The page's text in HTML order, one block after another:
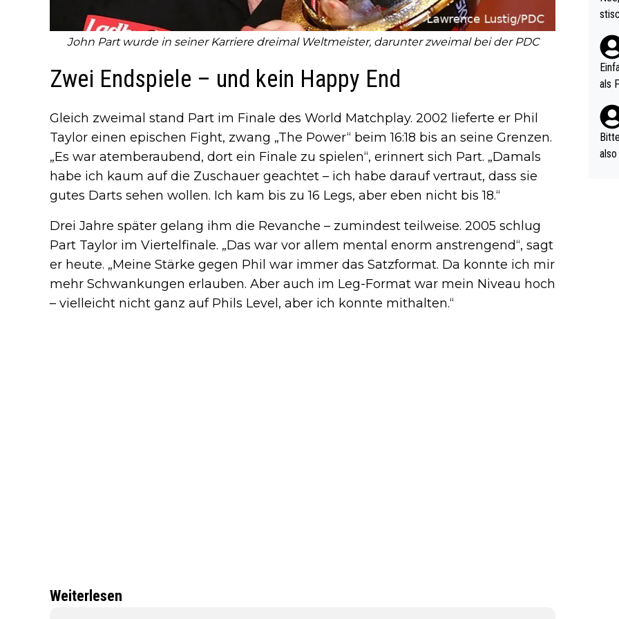
John Part wurde in seiner Karriere dreimal Weltmeister, darunter zweimal bei der PDC
Zwei Endspiele – und kein Happy End
Gleich zweimal stand Part im Finale des World Matchplay. 2002 lieferte er Phil
Taylor einen epischen Fight, zwang „The Power“ beim 16:18 bis an seine Grenzen.
„Es war atemberaubend, dort ein Finale zu spielen“, erinnert sich Part. „Damals
habe ich kaum auf die Zuschauer geachtet – ich habe darauf vertraut, dass sie
gutes Darts sehen wollen. Ich kam bis zu 16 Legs, aber eben nicht bis 18.“
Drei Jahre später gelang ihm die Revanche – zumindest teilweise. 2005 schlug
Part Taylor im Viertelfinale. „Das war vor allem mental enorm anstrengend“, sagt
er heute. „Meine Stärke gegen Phil war immer das Satzformat. Da konnte ich mir
mehr Schwankungen erlauben. Aber auch im Leg-Format war mein Niveau hoch
– vielleicht nicht ganz auf Phils Level, aber ich konnte mithalten.“
Weiterlesen
(in
als
nes
ttler
vV
als